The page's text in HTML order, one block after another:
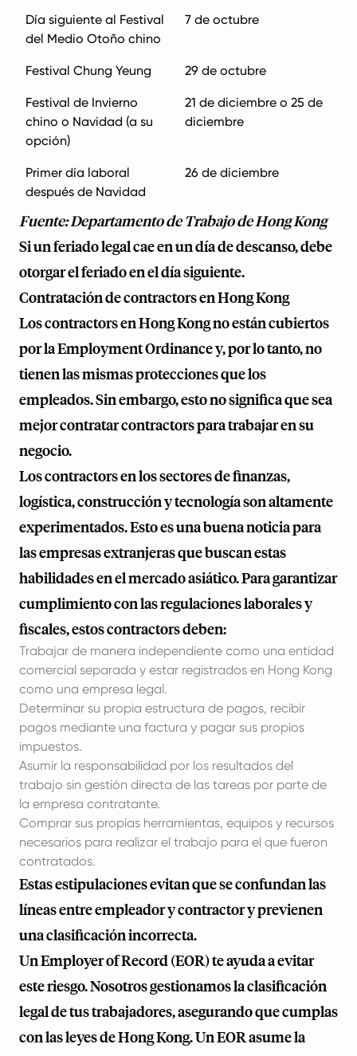
Día siguiente al Festival
del Medio Otoño chino
7 de octubre
Festival Chung Yeung 29 de octubre
Festival de Invierno
chino o Navidad (a su
opción)
21 de diciembre o 25 de
diciembre
Primer día laboral
después de Navidad
26 de diciembre
Fuente: Departamento de Trabajo de Hong Kong
Si un feriado legal cae en un día de descanso, debe
otorgar el feriado en el día siguiente.
Contratación de contractors en Hong Kong
Los contractors en Hong Kong no están cubiertos
por la Employment Ordinance y, por lo tanto, no
tienen las mismas protecciones que los
empleados. Sin embargo, esto no significa que sea
mejor contratar contractors para trabajar en su
negocio.
Los contractors en los sectores de finanzas,
logística, construcción y tecnología son altamente
experimentados. Esto es una buena noticia para
las empresas extranjeras que buscan estas
habilidades en el mercado asiático. Para garantizar
cumplimiento con las regulaciones laborales y
fiscales, estos contractors deben:
Trabajar de manera independiente como una entidad
comercial separada y estar registrados en Hong Kong
como una empresa legal.
Determinar su propia estructura de pagos, recibir
pagos mediante una factura y pagar sus propios
impuestos.
Asumir la responsabilidad por los resultados del
trabajo sin gestión directa de las tareas por parte de
la empresa contratante.
Comprar sus propias herramientas, equipos y recursos
necesarios para realizar el trabajo para el que fueron
contratados.
Estas estipulaciones evitan que se confundan las
líneas entre empleador y contractor y previenen
una clasificación incorrecta.
Un Employer of Record (EOR) te ayuda a evitar
este riesgo. Nosotros gestionamos la clasificación
legal de tus trabajadores, asegurando que cumplas
con las leyes de Hong Kong. Un EOR asume la